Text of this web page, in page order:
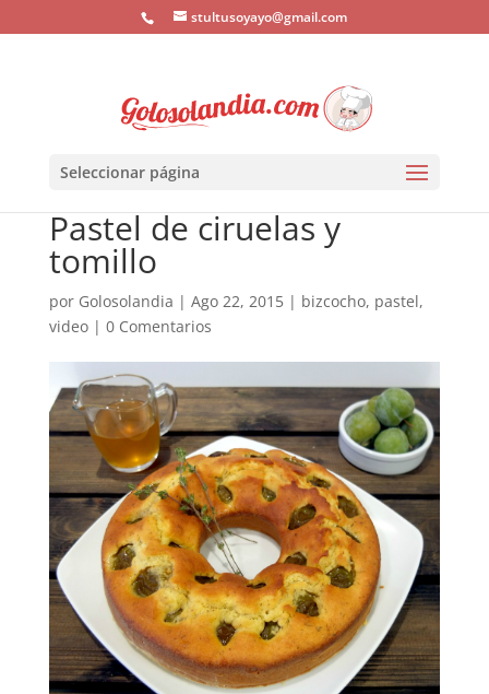
stultusoyayo@gmail.com
Seleccionar página
Pastel de ciruelas y
tomillo
por Golosolandia | Ago 22, 2015| bizcocho, pastel,
video| 0 Comentarios